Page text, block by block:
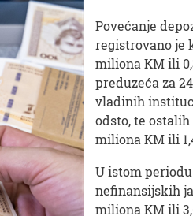
Povećanje
registrovano je
miliona KM ili
preduzeća za
vladinih
odsto, te
miliona KM ili
U istom
nefinansijskih
miliona KM ili